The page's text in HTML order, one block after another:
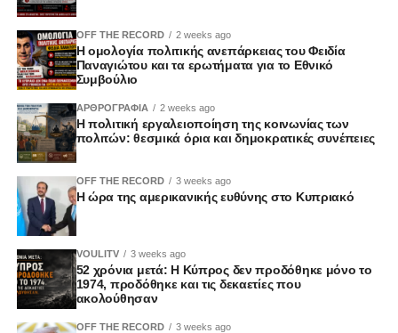
OFF THE RECORD 2 weeks ago
Η ομολογία πολιτικής ανεπάρκειας του Φειδία
Παναγιώτου και τα ερωτήματα για το Εθνικό
Συμβούλιο
ΑΡΘΡΟΓΡΑΦΙΑ 2 weeks ago
Η πολιτική εργαλειοποίηση της κοινωνίας των
πολιτών: θεσμικά όρια και δημοκρατικές συνέπειες
OFF THE RECORD 3 weeks ago
Η ώρα της αμερικανικής ευθύνης στο Κυπριακό
VOULITV 3 weeks ago
52 χρόνια μετά: Η Κύπρος δεν προδόθηκε μόνο το
1974, προδόθηκε και τις δεκαετίες που
ακολούθησαν
OFF THE RECORD 3 weeks ago